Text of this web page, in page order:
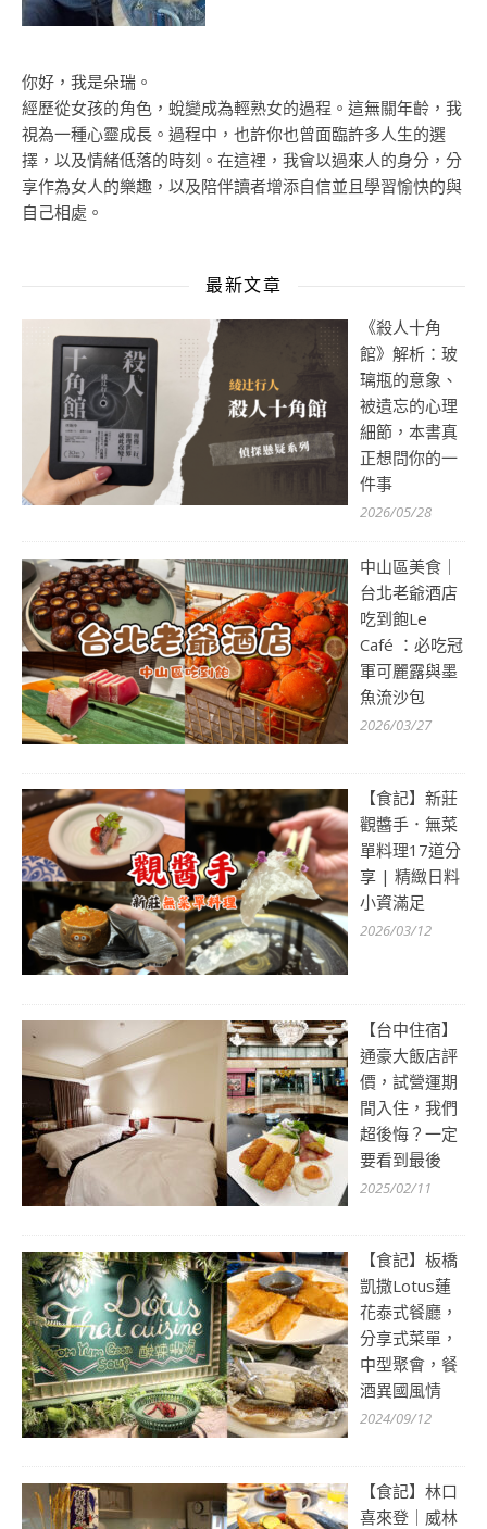
你好，我是朵瑞。
經歷從女孩的角色，蛻變成為輕熟女的過程。這無關年齡，我
視為一種心靈成長。過程中，也許你也曾面臨許多人生的選
擇，以及情緒低落的時刻。在這裡，我會以過來人的身分，分
享作為女人的樂趣，以及陪伴讀者增添自信並且學習愉快的與
自己相處。
最新文章
《殺人十角
館》解析：玻
璃瓶的意象、
被遺忘的心理
細節，本書真
正想問你的一
件事
2026/05/28
中山區美食｜
台北老爺酒店
吃到飽Le
Café ：必吃冠
軍可麗露與墨
魚流沙包
2026/03/27
【食記】新莊
觀醬手．無菜
單料理17道分
享 | 精緻日料
小資滿足
2026/03/12
【台中住宿】
通豪大飯店評
價，試營運期
間入住，我們
超後悔？一定
要看到最後
2025/02/11
【食記】板橋
凱撒Lotus蓮
花泰式餐廳，
分享式菜單，
中型聚會，餐
酒異國風情
2024/09/12
【食記】林口
喜來登｜威林